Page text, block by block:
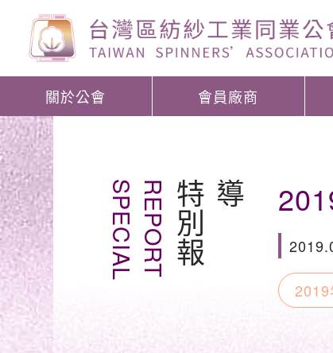
關於公會 會員廠商
S
P
E
C
I
A
L
R
E
P
O
RT特
別
報
導